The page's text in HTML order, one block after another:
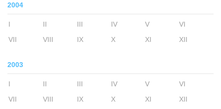
2004
I II III IV V
VI
VII
VIII IX X XI XII
2003
I II III IV V
VI
VII
VIII IX X XI XII